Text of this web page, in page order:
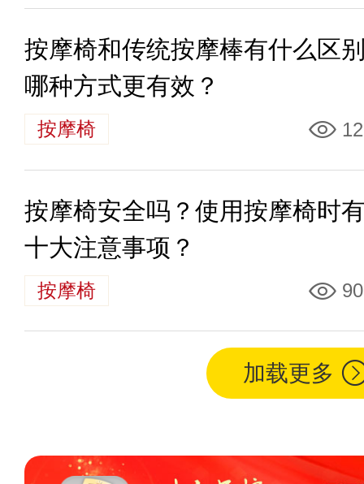
按摩椅和传统按摩棒有什么区
哪种方式更有效？
按摩椅
按摩椅安全吗？使用按摩椅时
十大注意事项？
按摩椅 90
加载更多